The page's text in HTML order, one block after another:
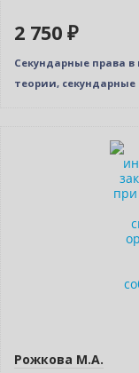
2 750 ₽
Секундарные права
теории,
Рожкова М.А.